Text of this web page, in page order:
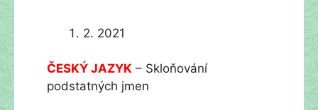
2. 2021
ČESKÝ JAZYK – Skloňování
podstatných jmen